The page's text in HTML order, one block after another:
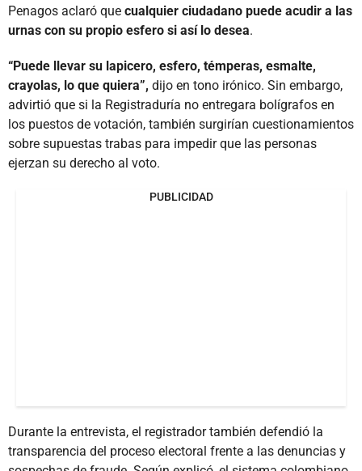
Penagos aclaró que cualquier ciudadano puede acudir a las
urnas con su propio esfero si así lo desea.
“Puede llevar su lapicero, esfero, témperas, esmalte,
crayolas, lo que quiera”, dijo en tono irónico. Sin embargo,
advirtió que si la Registraduría no entregara bolígrafos en
los puestos de votación, también surgirían cuestionamientos
sobre supuestas trabas para impedir que las personas
ejerzan su derecho al voto.
PUBLICIDAD
Durante la entrevista, el registrador también defendió la
transparencia del proceso electoral frente a las denuncias y